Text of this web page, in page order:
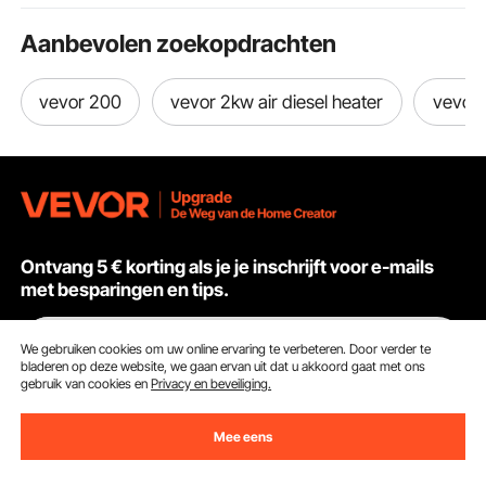
Aanbevolen zoekopdrachten
vevor 200 vevor 2kw air diesel heater vevor
Ontvang 5 € korting als je je inschrijft voor e-mails
met besparingen en tips.
E-mailadres Abonneren
Door op de knop abonneren
te klikken, gaat u akkoord met ons
Privacy- & Cookiebeleid.
We gebruiken cookies om uw online ervaring te verbeteren. Door verder te
bladeren op deze website, we gaan ervan uit dat u akkoord gaat met ons
gebruik van cookies enPrivacy en beveiliging.
Mee eens